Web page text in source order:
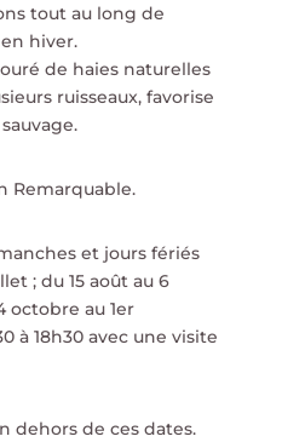
tout au long de
hiver.
de haies naturelles
ruisseaux, favorise
Remarquable.
et jours fériés
; du 15 août au 6
octobre au 1er
à 18h30 avec une visite
dehors de ces dates.